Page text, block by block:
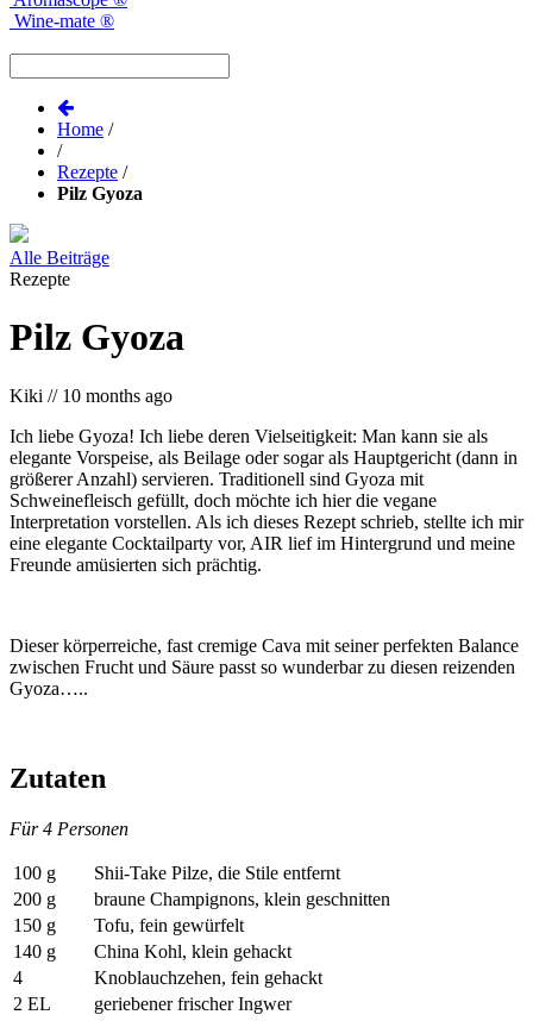
Wine-mate ®
Home /
/
Rezepte /
Pilz Gyoza
Alle Beiträge
Rezepte
Pilz Gyoza
Kiki // 10 months ago
Ich liebe Gyoza! Ich liebe deren Vielseitigkeit: Man kann sie als
elegante Vorspeise, als Beilage oder sogar als Hauptgericht (dann in
größerer Anzahl) servieren. Traditionell sind Gyoza mit
Schweinefleisch gefüllt, doch möchte ich hier die vegane
Interpretation vorstellen. Als ich dieses Rezept schrieb, stellte ich mir
eine elegante Cocktailparty vor, AIR lief im Hintergrund und meine
Freunde amüsierten sich prächtig.
Dieser körperreiche, fast cremige Cava mit seiner perfekten Balance
zwischen Frucht und Säure passt so wunderbar zu diesen reizenden
Gyoza…..
Zutaten
Für 4 Personen
100 g
Shii-Take Pilze, die Stile entfernt
200 g
braune Champignons, klein geschnitten
150 g
Tofu, fein gewürfelt
140 g
China Kohl, klein gehackt
4
Knoblauchzehen, fein gehackt
2 EL
geriebener frischer Ingwer